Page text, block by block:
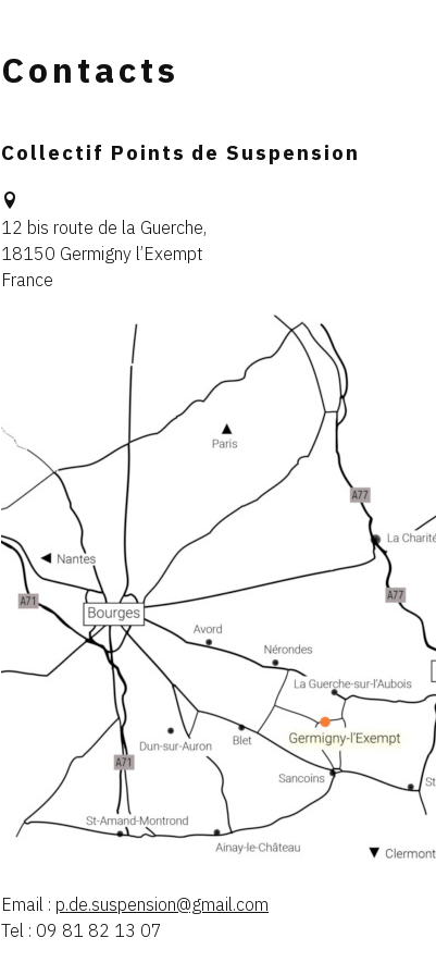
Contacts
Collectif Points de Suspension
12 bis route de la Guerche,
18150 Germigny l’Exempt
France
Email : moc.l
iamg@
noisn
epsus
.ed.p
Tel : 09 81 82 13 07